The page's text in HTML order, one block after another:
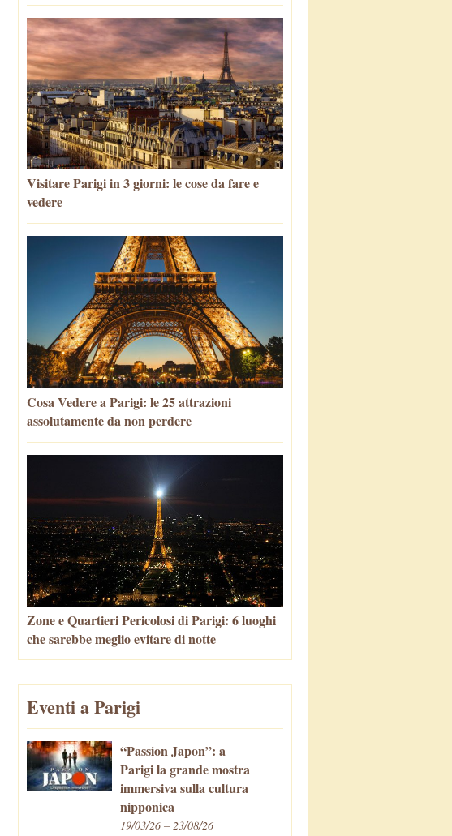
Visitare Parigi in 3 giorni: le cose da fare e
vedere
Cosa Vedere a Parigi: le 25 attrazioni
assolutamente da non perdere
Zone e Quartieri Pericolosi di Parigi: 6 luoghi
che sarebbe meglio evitare di notte
Eventi a Parigi
“Passion Japon”: a
Parigi la grande mostra
immersiva sulla cultura
nipponica
19/03/26 – 23/08/26